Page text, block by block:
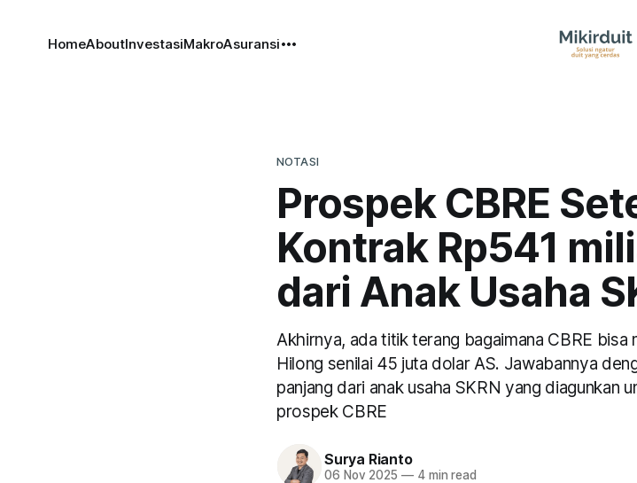
HomeAboutInvestasiMakroAsuransi
NOTASI
Prospek CBRE
Kontrak Rp541
dari Anak Usaha
Akhirnya, ada titik terang bagaimana CBRE bisa
Hilong senilai 45 juta dolar AS. Jawabannya
panjang dari anak usaha SKRN yang diagunkan
prospek CBRE
Surya Rianto
06 Nov 2025 —4 min read